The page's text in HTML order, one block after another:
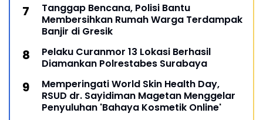
Tanggap Bencana, Polisi Bantu
Membersihkan Rumah Warga Terdampak
Banjir di Gresik
Pelaku Curanmor 13 Lokasi Berhasil
Diamankan Polrestabes Surabaya
Memperingati World Skin Health Day,
RSUD dr. Sayidiman Magetan Menggelar
Penyuluhan 'Bahaya Kosmetik Online'